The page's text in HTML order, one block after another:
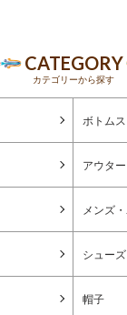
CATEGORY
カテゴリーから探す
ボトムス
アウター
メンズ
シューズ
帽子